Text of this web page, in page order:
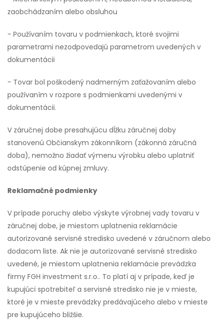
zaobchádzaním alebo obsluhou
- Používaním tovaru v podmienkach, ktoré svojimi
parametrami nezodpovedajú parametrom uvedených v
dokumentácii
- Tovar bol poškodený nadmerným zaťažovaním alebo
používaním v rozpore s podmienkami uvedenými v
dokumentácii.
V záručnej dobe presahujúcu dĺžku záručnej doby
stanovenú Občianskym zákonníkom (zákonná záručná
doba), nemožno žiadať výmenu výrobku alebo uplatniť
odstúpenie od kúpnej zmluvy.
Reklamačné podmienky
V prípade poruchy alebo výskyte výrobnej vady tovaru v
záručnej dobe, je miestom uplatnenia reklamácie
autorizované servisné stredisko uvedené v záručnom alebo
dodacom liste. Ak nie je autorizované servisné stredisko
uvedené, je miestom uplatnenia reklamácie prevádzka
firmy FGH investment s.r.o.. To platí aj v prípade, keď je
kupujúci spotrebiteľ a servisné stredisko nie je v mieste,
ktoré je v mieste prevádzky predávajúceho alebo v mieste
pre kupujúceho bližšie.